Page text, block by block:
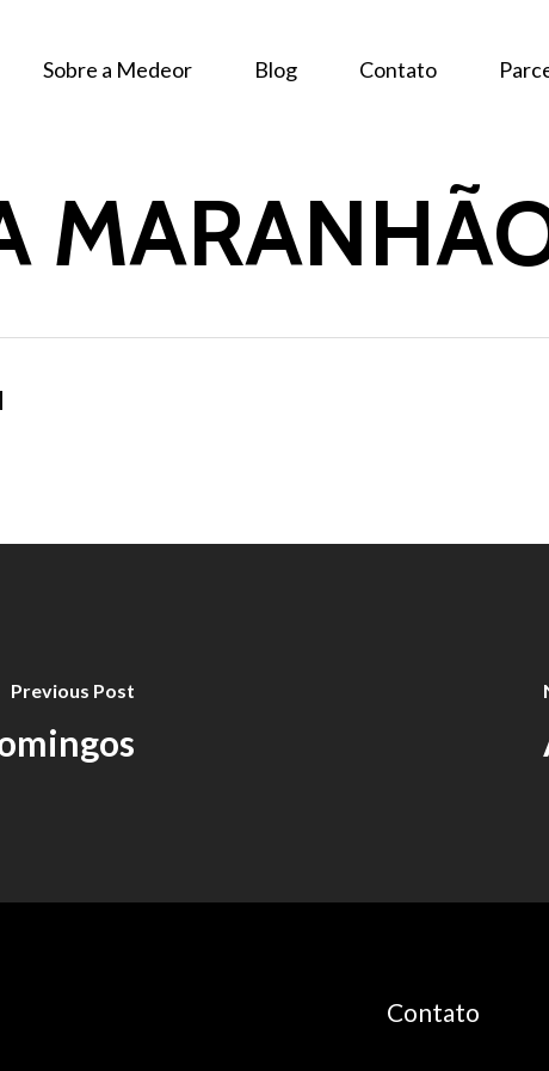
Sobre a Medeor Blog Contato
Previous Post
Contato